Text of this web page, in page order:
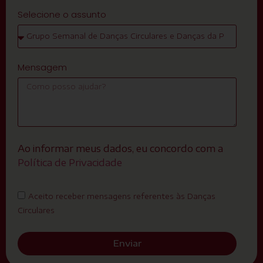
Selecione o assunto
Mensagem
Ao informar meus dados, eu concordo com a
Política de Privacidade
Aceito receber mensagens referentes às Danças
Circulares
Enviar